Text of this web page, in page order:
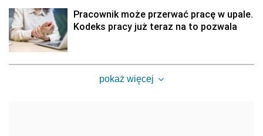
Pracownik może przerwać pracę w upale.
Kodeks pracy już teraz na to pozwala
pokaż więcej